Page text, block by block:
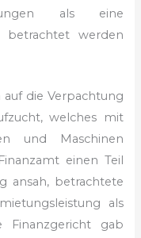
als eine
betrachtet werden
die Verpachtung
welches mit
und Maschinen
einen Teil
ansah, betrachtete
als
Finanzgericht gab